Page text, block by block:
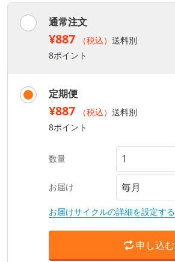
通常注文
¥887 （税込） 送料別
8ポイント
定期便
¥887 （税込） 送料別
8ポイント
数量
お届け
お届けサイクルの詳細を設定する
申し込む